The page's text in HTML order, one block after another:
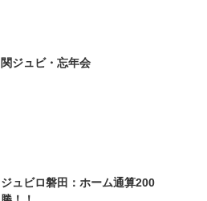
関ジュビ・忘年会
ジュビロ磐田：ホーム通算200